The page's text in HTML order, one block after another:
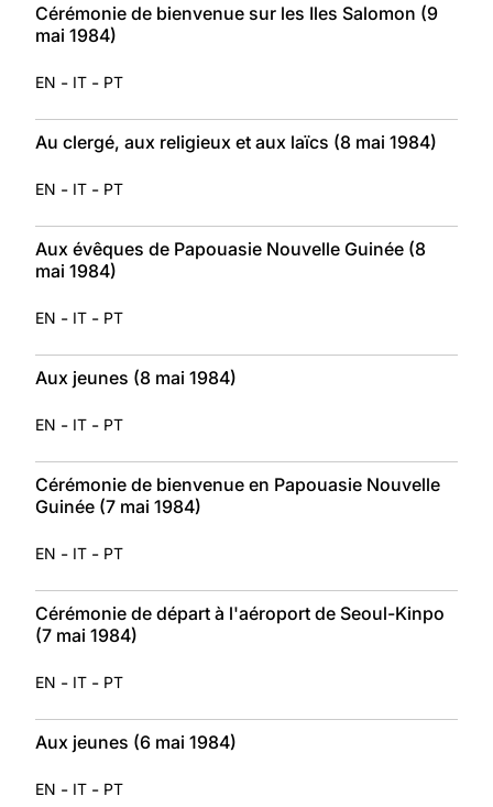
Cérémonie de bienvenue sur les Iles Salomon (9
mai 1984)
EN - IT - PT
Au clergé, aux religieux et aux laïcs (8 mai 1984)
EN - IT - PT
Aux évêques de Papouasie Nouvelle Guinée (8
mai 1984)
EN - IT - PT
Aux jeunes (8 mai 1984)
EN - IT - PT
Cérémonie de bienvenue en Papouasie Nouvelle
Guinée (7 mai 1984)
EN - IT - PT
Cérémonie de départ à l'aéroport de Seoul-Kinpo
(7 mai 1984)
EN - IT - PT
Aux jeunes (6 mai 1984)
EN - IT - PT